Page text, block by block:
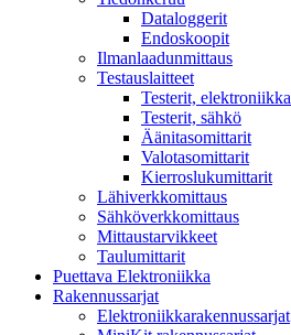
Dataloggerit
Endoskoopit
Ilmanlaadunmittaus
Testauslaitteet
Testerit, elektroniikka
Testerit, sähkö
Äänitasomittarit
Valotasomittarit
Kierroslukumittarit
Lähiverkkomittaus
Sähköverkkomittaus
Mittaustarvikkeet
Taulumittarit
Puettava Elektroniikka
Rakennussarjat
Elektroniikkarakennussarjat